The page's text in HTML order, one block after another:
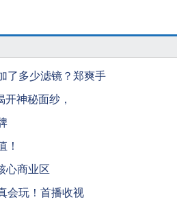
了多少滤镜？郑爽手
神秘面纱，
！
心商业区
会玩！首播收视